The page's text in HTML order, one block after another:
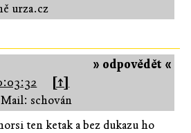
urza.cz
» odpovědět «
[↑]
Mail: schován
ten ketak a bez dukazu ho